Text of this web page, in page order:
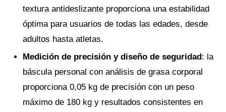
textura antideslizante proporciona una estabilidad
óptima para usuarios de todas las edades, desde
adultos hasta atletas.
Medición de precisión y diseño de seguridad: la
báscula personal con análisis de grasa corporal
proporciona 0,05 kg de precisión con un peso
máximo de 180 kg y resultados consistentes en